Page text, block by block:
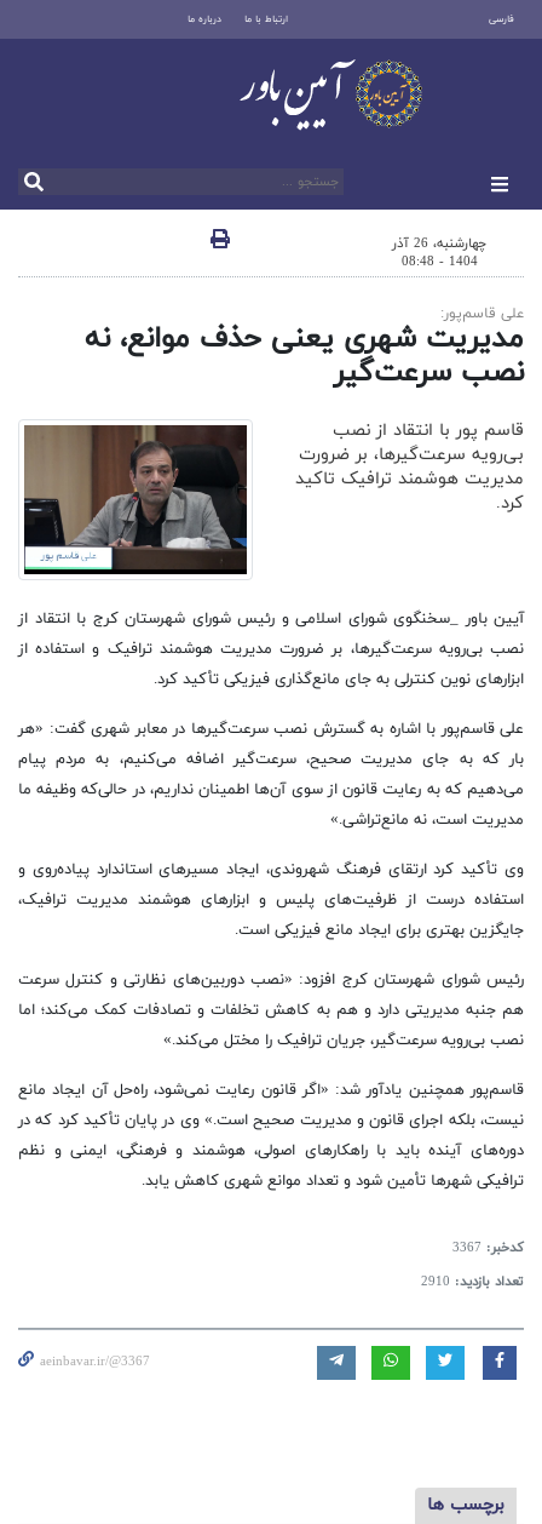
فارسی ارتباط با ما درباره ما
چهارشنبه، 26 آذر
1404 - 08:48
علی قاسم‌پور:
مدیریت شهری یعنی حذف موانع، نه
نصب سرعت‌گیر
قاسم پور با انتقاد از نصب
بی‌رویه سرعت‌گیرها، بر ضرورت
مدیریت هوشمند ترافیک تاکید
کرد.
آیین باور _سخنگوی شورای اسلامی و رئیس شورای شهرستان کرج با انتقاد از
نصب بی‌رویه سرعت‌گیرها، بر ضرورت مدیریت هوشمند ترافیک و استفاده از
ابزارهای نوین کنترلی به جای مانع‌گذاری فیزیکی تأکید کرد.
علی قاسم‌پور با اشاره به گسترش نصب سرعت‌گیرها در معابر شهری گفت: «هر
بار که به جای مدیریت صحیح، سرعت‌گیر اضافه می‌کنیم، به مردم پیام
می‌دهیم که به رعایت قانون از سوی آن‌ها اطمینان نداریم، در حالی‌که وظیفه ما
مدیریت است، نه مانع‌تراشی.»
وی تأکید کرد ارتقای فرهنگ شهروندی، ایجاد مسیرهای استاندارد پیاده‌روی و
استفاده درست از ظرفیت‌های پلیس و ابزارهای هوشمند مدیریت ترافیک،
جایگزین بهتری برای ایجاد مانع فیزیکی است.
رئیس شورای شهرستان کرج افزود: «نصب دوربین‌های نظارتی و کنترل سرعت
هم جنبه مدیریتی دارد و هم به کاهش تخلفات و تصادفات کمک می‌کند؛ اما
نصب بی‌رویه سرعت‌گیر، جریان ترافیک را مختل می‌کند.»
قاسم‌پور همچنین یادآور شد: «اگر قانون رعایت نمی‌شود، راه‌حل آن ایجاد مانع
نیست، بلکه اجرای قانون و مدیریت صحیح است.» وی در پایان تأکید کرد که در
دوره‌های آینده باید با راهکارهای اصولی، هوشمند و فرهنگی، ایمنی و نظم
ترافیکی شهرها تأمین شود و تعداد موانع شهری کاهش یابد.
کدخبر: 3367
تعداد بازدید: 2910
aeinbavar.ir/@3367
برچسب ها